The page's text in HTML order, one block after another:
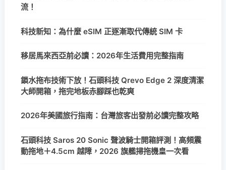
流！
科技新知：為什麼 eSIM 正逐漸取代傳統 SIM 卡
移居馬來西亞前必讀：2026年生活費用完整指南
鎖水拖布技術下放！石頭科技 Qrevo Edge 2 深度清潔
大師開箱，拖完地板赤腳踩也乾爽
2026年美國旅行指南：台灣旅客出發前必讀完整攻略
石頭科技 Saros 20 Sonic 聲波騎士開箱評測！高頻震
動拖地＋4.5cm 越障，2026 旗艦掃拖機皇一次看